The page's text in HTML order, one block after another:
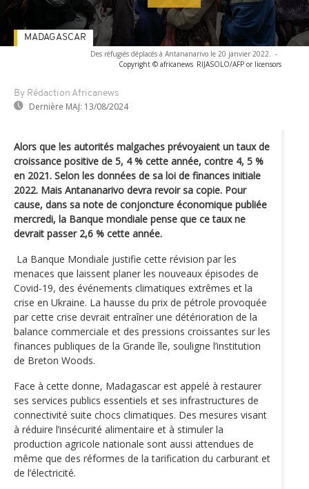
Des réfugiés déplacés à Antananarivo le 20 janvier 2022. -
Copyright © africanews RIJASOLO/AFP or licensors
By Rédaction Africanews
Dernière MAJ: 13/08/2024
MADAGASCAR
Alors que les autorités malgaches prévoyaient un taux de
croissance positive de 5, 4 % cette année, contre 4, 5 %
en 2021. Selon les données de sa loi de finances initiale
2022. Mais Antananarivo devra revoir sa copie. Pour
cause, dans sa note de conjoncture économique publiée
mercredi, la Banque mondiale pense que ce taux ne
devrait passer 2,6 % cette année.
La Banque Mondiale justifie cette révision par les
menaces que laissent planer les nouveaux épisodes de
Covid-19, des événements climatiques extrêmes et la
crise en Ukraine. La hausse du prix de pétrole provoquée
par cette crise devrait entraîner une détérioration de la
balance commerciale et des pressions croissantes sur les
finances publiques de la Grande île, souligne l’institution
de Breton Woods.
Face à cette donne, Madagascar est appelé à restaurer
ses services publics essentiels et ses infrastructures de
connectivité suite chocs climatiques. Des mesures visant
à réduire l’insécurité alimentaire et à stimuler la
production agricole nationale sont aussi attendues de
même que des réformes de la tarification du carburant et
de l’électricité.